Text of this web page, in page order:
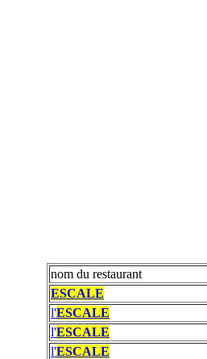
nom du restaurant
ESCALE
l'ESCALE
l'ESCALE
l'ESCALE